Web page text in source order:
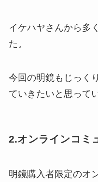
イケハヤさんから多
た。
今回の明鏡もじっく
ていきたいと思って
2.オンラインコミ
明鏡購入者限定のオ